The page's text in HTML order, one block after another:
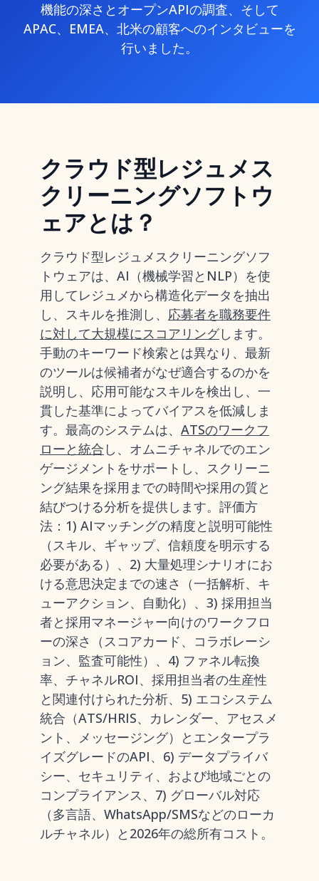
機能の深さとオープンAPIの調査、そして
APAC、EMEA、北米の顧客へのインタビューを
行いました。
クラウド型レジュメス
クリーニングソフトウ
ェアとは？
クラウド型レジュメスクリーニングソフ
トウェアは、AI（機械学習とNLP）を使
用してレジュメから構造化データを抽出
し、スキルを推測し、 応募者を職務要件
に対して大規模にスコアリングします。
手動のキーワード検索とは異なり、最新
のツールは候補者がなぜ適合するのかを
説明し、応用可能なスキルを検出し、一
貫した基準によってバイアスを低減しま
す。最高のシステムは、 ATSのワークフ
ローと統合 し、オムニチャネルでのエン
ゲージメントをサポートし、スクリーニ
ング結果を採用までの時間や採用の質と
結びつける分析を提供します。評価方
法：1) AIマッチングの精度と説明可能性
（スキル、ギャップ、信頼度を明示する
必要がある）、2) 大量処理シナリオにお
ける意思決定までの速さ（一括解析、キ
ューアクション、自動化）、3) 採用担当
者と採用マネージャー向けのワークフロ
ーの深さ（スコアカード、コラボレーシ
ョン、監査可能性）、4) ファネル転換
率、チャネルROI、採用担当者の生産性
と関連付けられた分析、5) エコシステム
統合（ATS/HRIS、カレンダー、アセスメ
ント、メッセージング）とエンタープラ
イズグレードのAPI、6) データプライバ
シー、セキュリティ、および地域ごとの
コンプライアンス、7) グローバル対応
（多言語、WhatsApp/SMSなどのローカ
ルチャネル）と2026年の総所有コスト。